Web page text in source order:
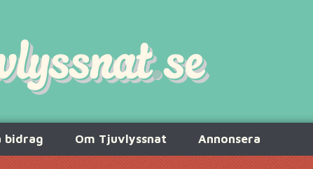
bidrag Om Tjuvlyssnat Annonsera